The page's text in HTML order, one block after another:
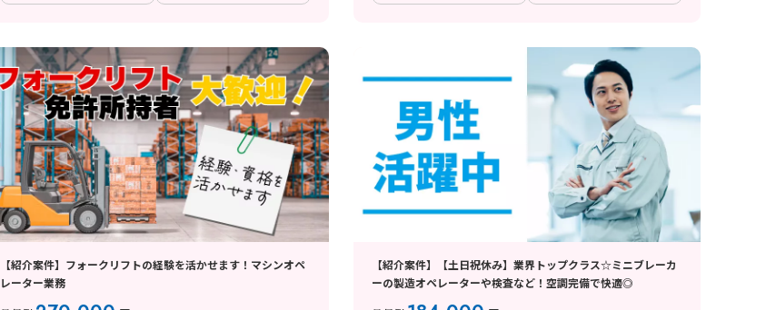
【紹介案件】フォークリフトの経験を活かせます！マシンオペ
レーター業務
【紹介案件】【土日祝休み】業界トップクラス☆ミニブレーカ
ーの製造オペレーターや検査など！空調完備で快適◎